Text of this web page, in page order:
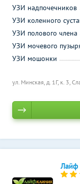
ул. Минская, д. 1Г, к. 3,
УЗИ надпочечников
УЗИ коленного
УЗИ полового члена
УЗИ мочевого
УЗИ мошонки
Лайф